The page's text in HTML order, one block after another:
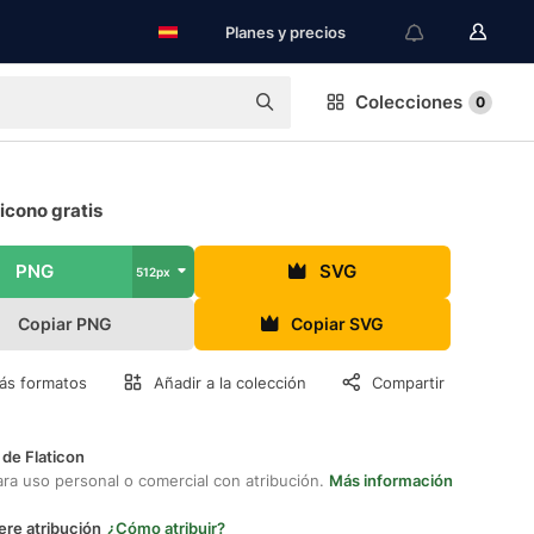
Planes y precios
Colecciones 0
gratis
PNG 512px SVG
Copiar PNG Copiar SVG
formatos Añadir a la colección Compartir
Flaticon
uso personal o comercial con atribución. Más información
atribución ¿Cómo atribuir?